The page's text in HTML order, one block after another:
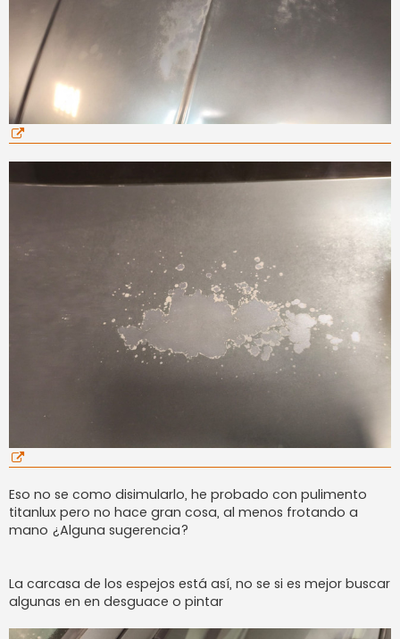
Eso no se como disimularlo, he probado con pulimento
titanlux pero no hace gran cosa, al menos frotando a
mano ¿Alguna sugerencia?
La carcasa de los espejos está así, no se si es mejor buscar
algunas en en desguace o pintar